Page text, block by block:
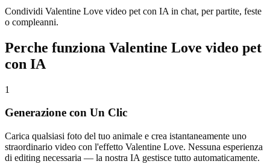
Condividi Valentine Love video pet con IA in chat, per partite, feste
o compleanni.
Perche funziona Valentine Love video pet
con IA
1
Generazione con Un Clic
Carica qualsiasi foto del tuo animale e crea istantaneamente uno
straordinario video con l'effetto Valentine Love. Nessuna esperienza
di editing necessaria — la nostra IA gestisce tutto automaticamente.